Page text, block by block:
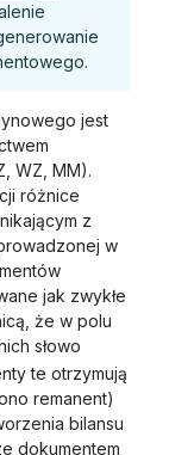
jest
WZ, MM).
różnice
z
w
jak zwykłe
że w polu
słowo
te otrzymują
remanent)
bilansu
dokumentem